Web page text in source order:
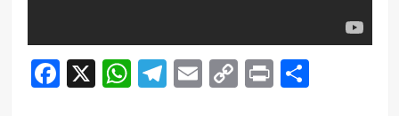
Facebook
X WhatsApp
Telegram
EmailCopy
Print